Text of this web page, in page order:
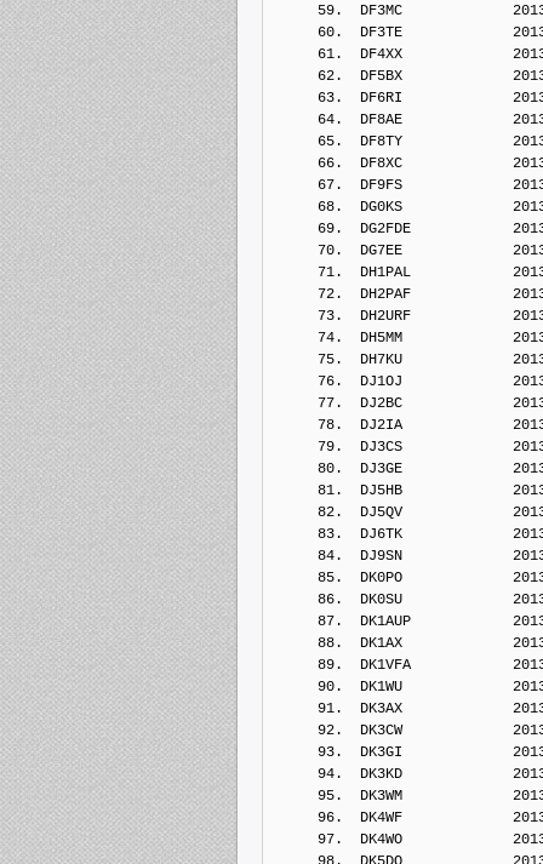
59.  DF3MC
60.  DF3TE
61.  DF4XX
62.  DF5BX
63.  DF6RI
64.  DF8AE
65.  DF8TY
66.  DF8XC
67.  DF9FS
68.  DG0KS
69.  DG2FDE
70.  DG7EE
71.  DH1PAL
72.  DH2PAF
73.  DH2URF
74.  DH5MM
75.  DH7KU
76.  DJ1OJ
77.  DJ2BC
78.  DJ2IA
79.  DJ3CS
80.  DJ3GE
81.  DJ5HB
82.  DJ5QV
83.  DJ6TK
84.  DJ9SN
85.  DK0PO
86.  DK0SU
87.  DK1AUP
88.  DK1AX
89.  DK1VFA
90.  DK1WU
91.  DK3AX
92.  DK3CW
93.  DK3GI
94.  DK3KD
95.  DK3WM
96.  DK4WF
97.  DK4WO